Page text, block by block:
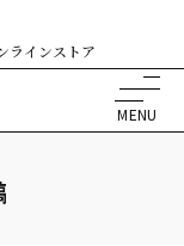
ラインストア